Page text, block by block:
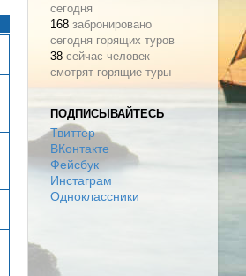
сегодня
168 забронировано
сегодня горящих туров
38 сейчас человек
смотрят горящие туры
ПОДПИСЫВАЙТЕСЬ
Твиттер
ВКонтакте
Фейсбук
Инстаграм
Одноклассники